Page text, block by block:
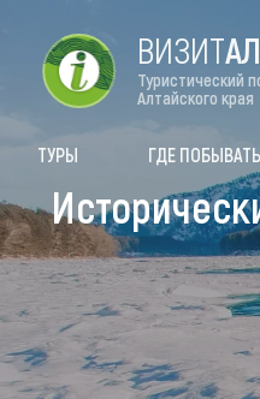
Форум VISIT ALTAI
Туры
ВИЗИТ
Туристический
Алтайского края
ТУРЫ ГДЕ ПОБЫВАТЬ